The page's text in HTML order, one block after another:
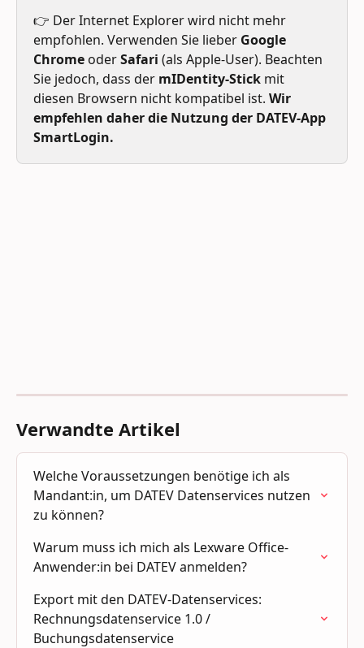
👉 Der Internet Explorer wird nicht mehr
empfohlen. Verwenden Sie lieber Google
Chrome oder Safari (als Apple-User). Beachten
Sie jedoch, dass der mIDentity-Stick mit
diesen Browsern nicht kompatibel ist. Wir
empfehlen daher die Nutzung der DATEV-App
SmartLogin.
Verwandte Artikel
Welche Voraussetzungen benötige ich als
Mandant:in, um DATEV Datenservices nutzen
zu können?
Warum muss ich mich als Lexware Office-
Anwender:in bei DATEV anmelden?
Export mit den DATEV-Datenservices:
Rechnungsdatenservice 1.0 /
Buchungsdatenservice